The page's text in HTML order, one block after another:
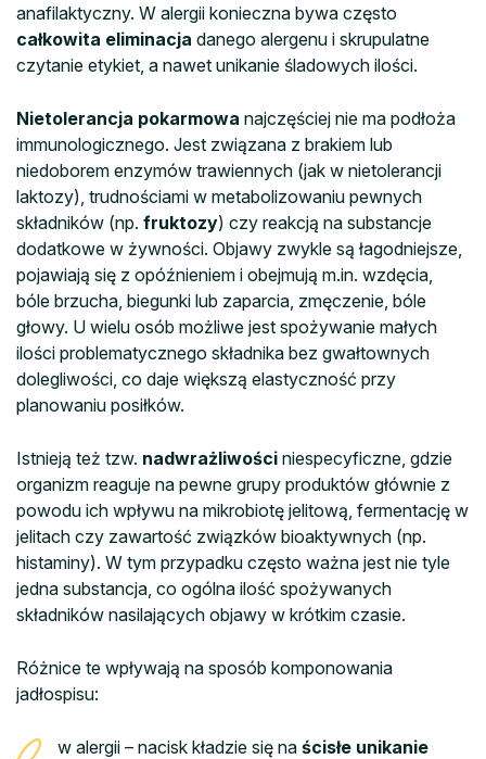
anafilaktyczny. W alergii konieczna bywa często
całkowita eliminacja danego alergenu i skrupulatne
czytanie etykiet, a nawet unikanie śladowych ilości.
Nietolerancja pokarmowa najczęściej nie ma podłoża
immunologicznego. Jest związana z brakiem lub
niedoborem enzymów trawiennych (jak w nietolerancji
laktozy), trudnościami w metabolizowaniu pewnych
składników (np. fruktozy) czy reakcją na substancje
dodatkowe w żywności. Objawy zwykle są łagodniejsze,
pojawiają się z opóźnieniem i obejmują m.in. wzdęcia,
bóle brzucha, biegunki lub zaparcia, zmęczenie, bóle
głowy. U wielu osób możliwe jest spożywanie małych
ilości problematycznego składnika bez gwałtownych
dolegliwości, co daje większą elastyczność przy
planowaniu posiłków.
Istnieją też tzw. nadwrażliwości niespecyficzne, gdzie
organizm reaguje na pewne grupy produktów głównie z
powodu ich wpływu na mikrobiotę jelitową, fermentację w
jelitach czy zawartość związków bioaktywnych (np.
histaminy). W tym przypadku często ważna jest nie tyle
jedna substancja, co ogólna ilość spożywanych
składników nasilających objawy w krótkim czasie.
Różnice te wpływają na sposób komponowania
jadłospisu:
w alergii – nacisk kładzie się na ścisłe unikanie